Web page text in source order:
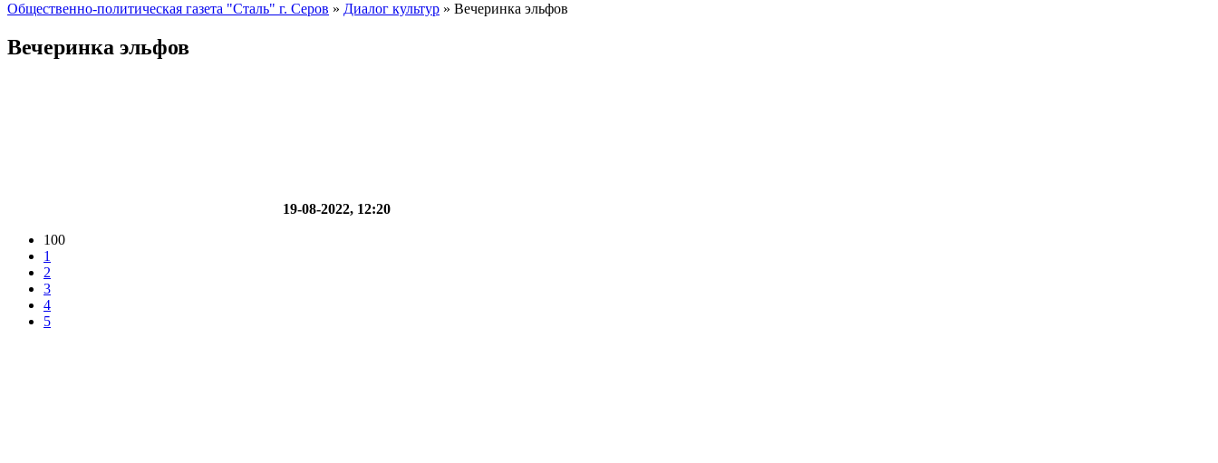
Общественно-политическая газета "Сталь" г. Серов » Диалог культур » Вечеринка эльфов
Вечеринка эльфов
19-08-2022, 12:20
100
1
2
3
4
5